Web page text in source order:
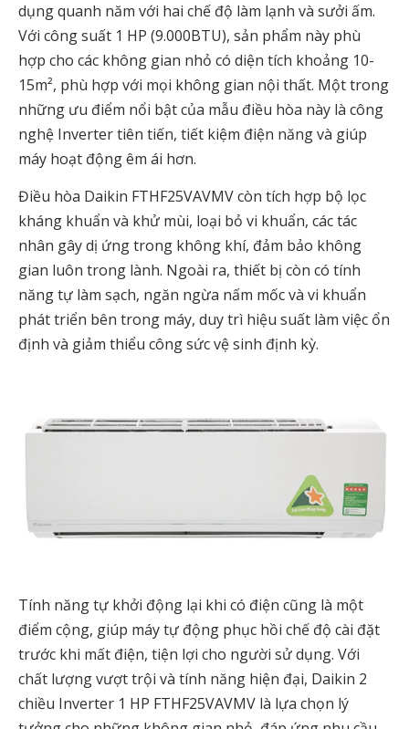
dụng quanh năm với hai chế độ làm lạnh và sưởi ấm.
Với công suất 1 HP (9.000BTU), sản phẩm này phù
hợp cho các không gian nhỏ có diện tích khoảng 10-
15m², phù hợp với mọi không gian nội thất. Một trong
những ưu điểm nổi bật của mẫu điều hòa này là công
nghệ Inverter tiên tiến, tiết kiệm điện năng và giúp
máy hoạt động êm ái hơn.
Điều hòa Daikin FTHF25VAVMV còn tích hợp bộ lọc
kháng khuẩn và khử mùi, loại bỏ vi khuẩn, các tác
nhân gây dị ứng trong không khí, đảm bảo không
gian luôn trong lành. Ngoài ra, thiết bị còn có tính
năng tự làm sạch, ngăn ngừa nấm mốc và vi khuẩn
phát triển bên trong máy, duy trì hiệu suất làm việc ổn
định và giảm thiểu công sức vệ sinh định kỳ.
Tính năng tự khởi động lại khi có điện cũng là một
điểm cộng, giúp máy tự động phục hồi chế độ cài đặt
trước khi mất điện, tiện lợi cho người sử dụng. Với
chất lượng vượt trội và tính năng hiện đại, Daikin 2
chiều Inverter 1 HP FTHF25VAVMV là lựa chọn lý